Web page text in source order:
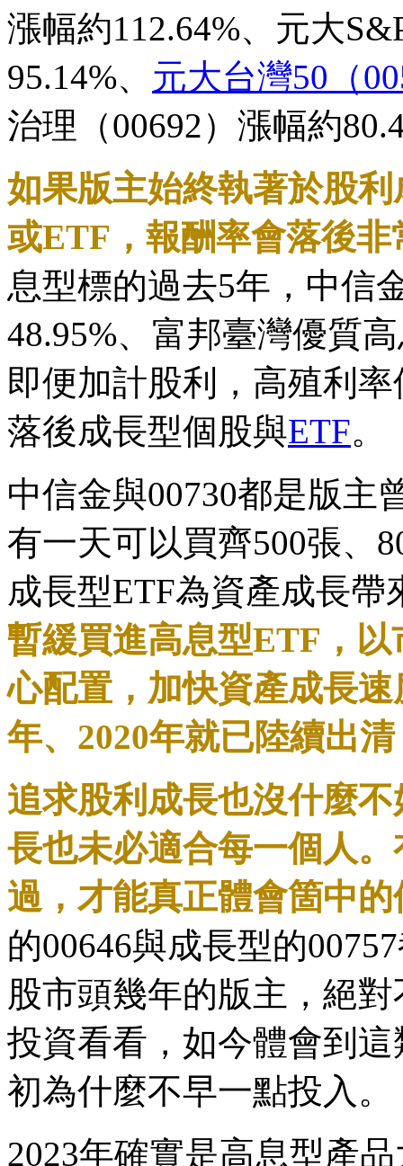
漲幅約112.64%、元大
95.14%、 元大台灣50（
治理（00692）漲幅約
如果版主始終執著於股
或ETF，報酬率會落後非
息型標的過去5年，中信
48.95%、富邦臺灣優質
即便加計股利，高殖利
落後成長型個股與ETF。
中信金與00730都是版主
有一天可以買齊500張、
成長型ETF為資產成長
暫緩買進高息型ETF，
心配置，加快資產成長
年、2020年就已陸續出
追求股利成長也沒什麼
長也未必適合每一個人
過，才能真正體會箇中
的00646與成長型的
股市頭幾年的版主，絕
投資看看，如今體會到
初為什麼不早一點投入。
2023年確實是高息型產